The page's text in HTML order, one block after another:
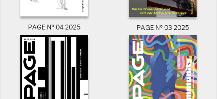
PAGE N° 04 2025 PAGE N° 03 2025